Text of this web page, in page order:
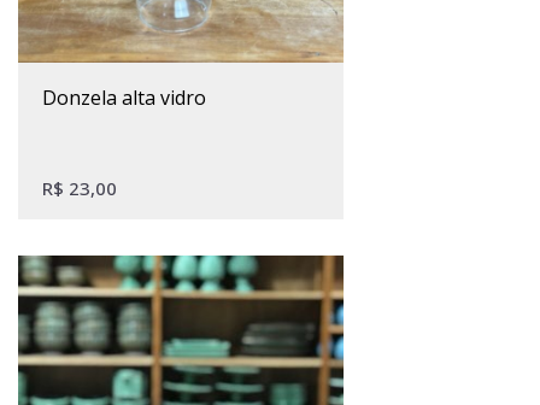
donzela alta vidro
R$ 23,00